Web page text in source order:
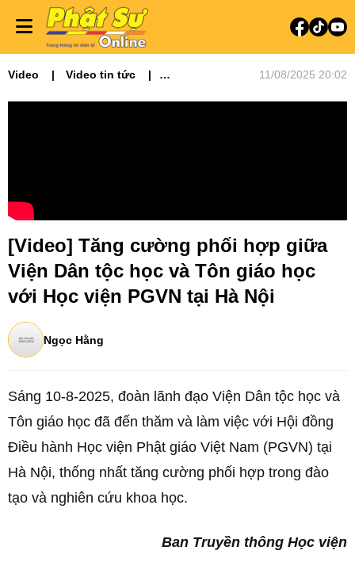
Video
Video tin tức
11/08/2025 20:02
[Video] Tăng cường phối hợp giữa
Viện Dân tộc học và Tôn giáo học
với Học viện PGVN tại Hà Nội
Ngọc Hằng
Sáng 10-8-2025, đoàn lãnh đạo Viện Dân tộc học và
Tôn giáo học đã đến thăm và làm việc với Hội đồng
Điều hành Học viện Phật giáo Việt Nam (PGVN) tại
Hà Nội, thống nhất tăng cường phối hợp trong đào
tạo và nghiên cứu khoa học.
Ban Truyền thông Học viện